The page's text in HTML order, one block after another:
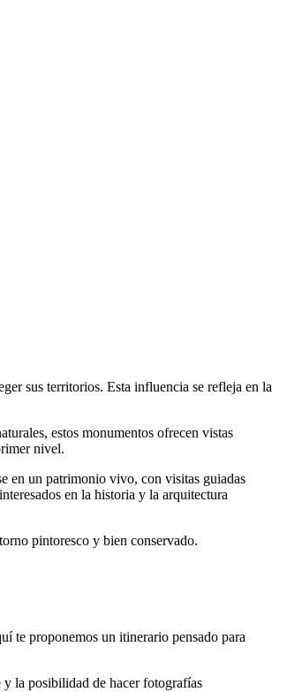
sus territorios. Esta influencia se refleja en la
estos monumentos ofrecen vistas
nivel.
en un patrimonio vivo, con visitas guiadas
en la historia y la arquitectura
pintoresco y bien conservado.
te proponemos un itinerario pensado para
la posibilidad de hacer fotografías